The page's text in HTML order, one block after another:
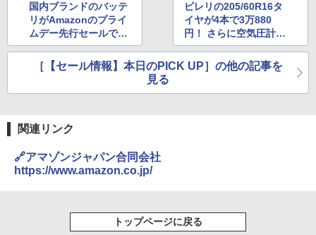
国内ブランドのバッテ
リがAmazonのプライ
ムデー先行セールで40
00円未満に！
ピレリの205/60R16タ
イヤが4本で3万880
円！ さらに空気圧計も
そろえてタイヤ長持ち
［【セール情報】本日のPICK UP］の他の記事を
見る
関連リンク
🔗アマゾンジャパン合同会社
https://www.amazon.co.jp/
トップページに戻る